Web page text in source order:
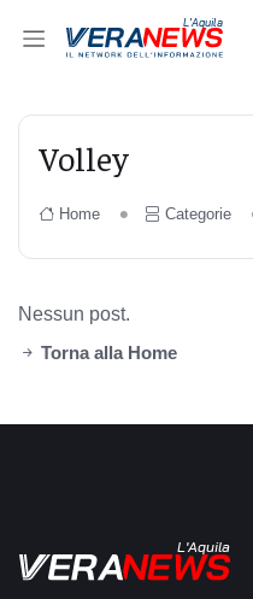
L'Aquila
Volley
Home Categorie
Nessun post.
Torna alla Home
L'Aquila